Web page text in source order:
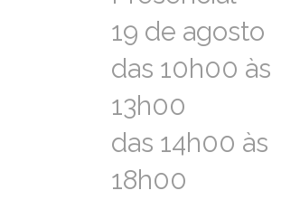
19 de agosto
das 10h00 às
13h00
das 14h00 às
18h00
19 de agosto
das 10h00 às
13h00
das 14h00 às
18h00